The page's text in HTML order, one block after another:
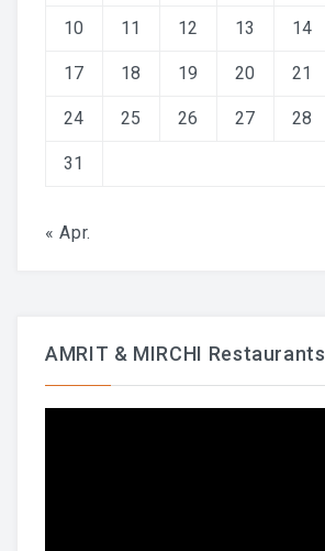
10 11 12 13 14
17 18 19 20 21
24 25 26 27 28
31
« Apr.
AMRIT & MIRCHI Restaurants